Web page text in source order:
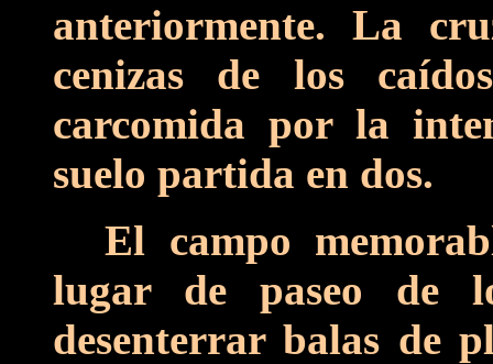
anteriormente. La
cenizas de los
carcomida por la
suelo partida en dos.
El campo
lugar de paseo de
desenterrar balas de